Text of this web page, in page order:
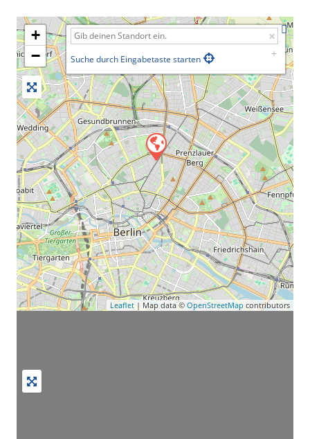
+
−
Suche durch Eingabetaste starten
Leaflet| Map data © OpenStreetMapcontributors